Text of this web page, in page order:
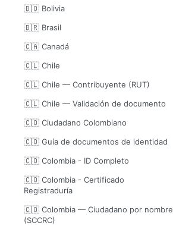
🇧🇴 Bolivia
🇧🇷 Brasil
🇨🇦 Canadá
🇨🇱 Chile
🇨🇱 Chile — Contribuyente (RUT)
🇨🇱 Chile — Validación de documento
🇨🇴 Ciudadano Colombiano
🇨🇴 Guía de documentos de identidad
🇨🇴 Colombia - ID Completo
🇨🇴 Colombia - Certificado
Registraduría
🇨🇴 Colombia — Ciudadano por nombre
(SCCRC)